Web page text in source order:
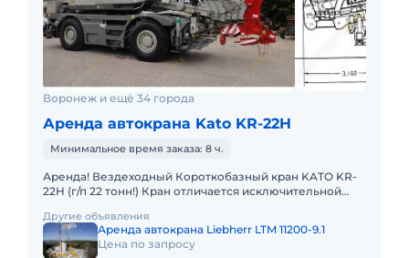
Воронеж и ещё 34 города
Аренда автокрана Kato KR-22H
Минимальное время заказа: 8 ч.
Аренда! Вездеходный Короткобазный кран KATO KR-
22H (г/п 22 тонн!) Кран отличается исключительной
Технические хара
Другие объявления
Аренда автокрана Liebherr LTM 11200-9.1
Цена по запросу